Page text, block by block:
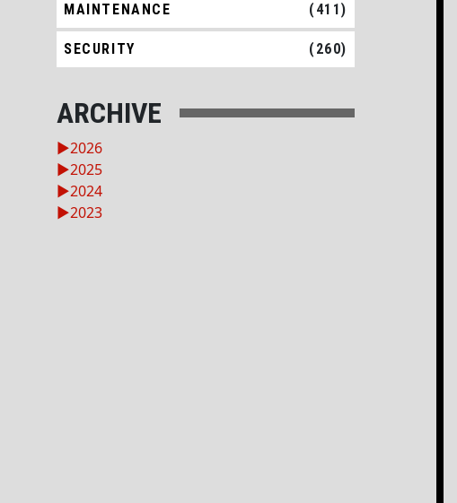
MAINTENANCE (411)
SECURITY (260)
ARCHIVE
►2026
►2025
►2024
►2023